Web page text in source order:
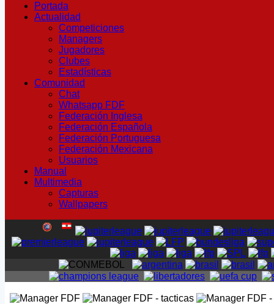
Portada
Actualidad
Competiciones
Managers
Jugadores
Clubes
Estadísticas
Comunidad
Chat
Whatsapp FDF
Federación Inglesa
Federación Española
Federación Portuguesa
Federación Mexicana
Usuarios
Manual
Multimedia
Capturas
Wallpapers